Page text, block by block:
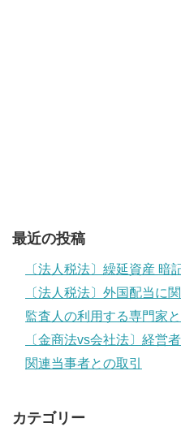
最近の投稿
〔法人税法〕繰延資産 暗
〔法人税法〕外国配当に
監査人の利用する専門家
〔金商法vs会社法〕経営
関連当事者との取引
カテゴリー